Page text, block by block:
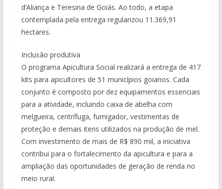
d’Aliança e Teresina de Goiás. Ao todo, a etapa
contemplada pela entrega regularizou 11.369,91
hectares.
Inclusão produtiva
O programa Apicultura Social realizará a entrega de 417
kits para apicultores de 51 municípios goianos. Cada
conjunto é composto por dez equipamentos essenciais
para a atividade, incluindo caixa de abelha com
melgueira, centrífuga, fumigador, vestimentas de
proteção e demais itens utilizados na produção de mel.
Com investimento de mais de R$ 890 mil, a iniciativa
contribui para o fortalecimento da apicultura e para a
ampliação das oportunidades de geração de renda no
meio rural.